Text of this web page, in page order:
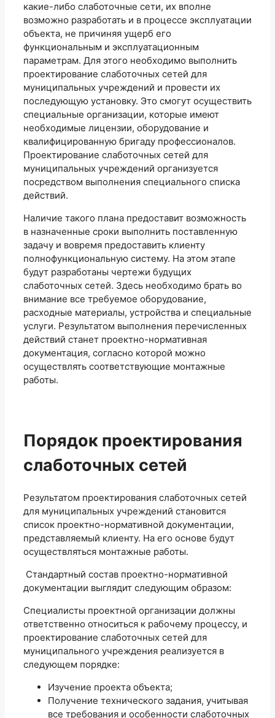
какие-либо слаботочные сети, их вполне
возможно разработать и в процессе эксплуатации
объекта, не причиняя ущерб его
функциональным и эксплуатационным
параметрам. Для этого необходимо выполнить
проектирование слаботочных сетей для
муниципальных учреждений и провести их
последующую установку. Это смогут осуществить
специальные организации, которые имеют
необходимые лицензии, оборудование и
квалифицированную бригаду профессионалов.
Проектирование слаботочных сетей для
муниципальных учреждений организуется
посредством выполнения специального списка
действий.
Наличие такого плана предоставит возможность
в назначенные сроки выполнить поставленную
задачу и вовремя предоставить клиенту
полнофункциональную систему. На этом этапе
будут разработаны чертежи будущих
слаботочных сетей. Здесь необходимо брать во
внимание все требуемое оборудование,
расходные материалы, устройства и специальные
услуги. Результатом выполнения перечисленных
действий станет проектно-нормативная
документация, согласно которой можно
осуществлять соответствующие монтажные
работы.
Порядок проектирования
слаботочных сетей
Результатом проектирования слаботочных сетей
для муниципальных учреждений становится
список проектно-нормативной документации,
представляемый клиенту. На его основе будут
осуществляться монтажные работы.
Стандартный состав проектно-нормативной
документации выглядит следующим образом:
Специалисты проектной организации должны
ответственно относиться к рабочему процессу, и
проектирование слаботочных сетей для
муниципального учреждения реализуется в
следующем порядке:
Изучение проекта объекта;
Получение технического задания, учитывая
все требования и особенности слаботочных